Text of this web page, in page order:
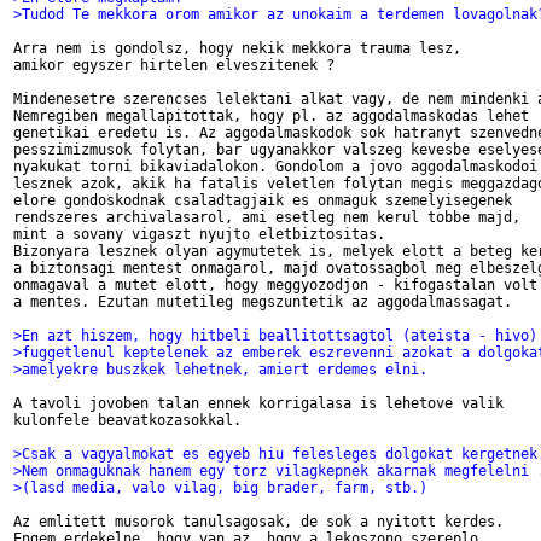
>Tudod Te mekkora orom amikor az unokaim a terdemen
Arra nem is gondolsz, hogy nekik mekkora trauma lesz,
amikor egyszer hirtelen elveszitenek ?
Mindenesetre szerencses lelektani alkat vagy, de nem mindenki
Nemregiben megallapitottak, hogy pl. az aggodalmaskodas lehet
genetikai eredetu is. Az aggodalmaskodok sok hatranyt
pesszimizmusok folytan, bar ugyanakkor valszeg kevesbe
nyakukat torni bikaviadalokon. Gondolom a jovo
lesznek azok, akik ha fatalis veletlen folytan megis
elore gondoskodnak csaladtagjaik es onmaguk szemelyisegenek
rendszeres archivalasarol, ami esetleg nem kerul tobbe majd,
mint a sovany vigaszt nyujto eletbiztositas.
Bizonyara lesznek olyan agymutetek is, melyek elott a beteg
a biztonsagi mentest onmagarol, majd ovatossagbol meg
onmagaval a mutet elott, hogy meggyozodjon - kifogastalan volt
a mentes. Ezutan mutetileg megszuntetik az aggodalmassagat.
>En azt hiszem, hogy hitbeli beallitottsagtol (ateista - hivo)
>fuggetlenul keptelenek az emberek eszrevenni azokat a
>amelyekre buszkek lehetnek, amiert erdemes elni.
A tavoli jovoben talan ennek korrigalasa is lehetove valik
kulonfele beavatkozasokkal.
>Csak a vagyalmokat es egyeb hiu felesleges dolgokat
>Nem onmaguknak hanem egy torz vilagkepnek akarnak megfelelni
>(lasd media, valo vilag, big brader, farm, stb.)
Az emlitett musorok tanulsagosak, de sok a nyitott kerdes.